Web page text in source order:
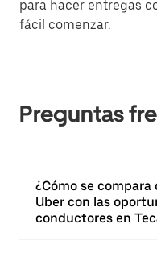
para hacer entregas
fácil comenzar.
Preguntas
¿Cómo se
Uber con las
conductores en